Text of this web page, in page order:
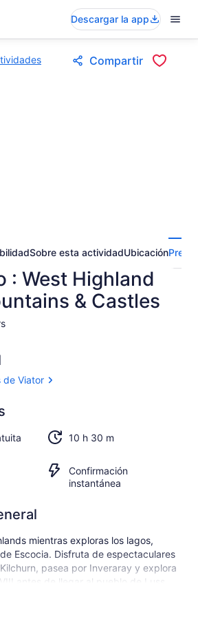
Descargar la app
Compartir
Sobre esta actividadUbicación
: West Highland
& Castles
de Viator
10 h 30 m
Confirmación
instantánea
mientras exploras los lagos,
Escocia. Disfruta de espectaculares
pasea por Inveraray y explora
antes de llegar al pueblo de Luss.
se asegurará de que usted vea